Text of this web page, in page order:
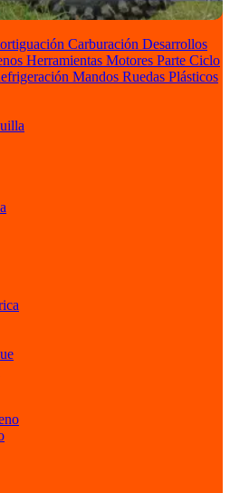
Carburación Desarrollos
Herramientas Motores Parte Ciclo
Mandos Ruedas Plásticos